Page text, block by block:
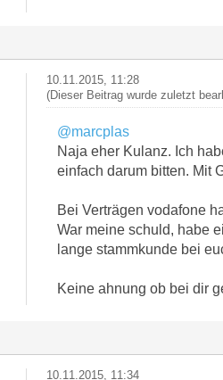
10.11.2015, 11:28
(Dieser Beitrag wurde zuletzt
@marcplas
Naja eher Kulanz. Ich
einfach darum bitten. Mit
Bei Verträgen vodafone
War meine schuld, habe
lange stammkunde bei
Keine ahnung ob bei dir
10.11.2015, 11:34